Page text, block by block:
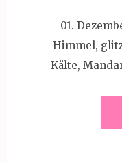
01.
Himmel,
Kälte,